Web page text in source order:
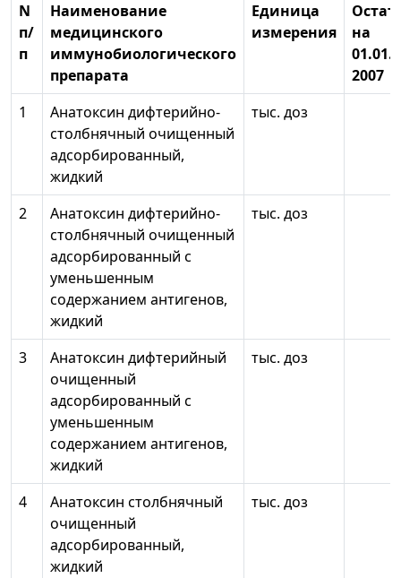
N
п/
п
Наименование
медицинского
иммунобиологического
препарата
Единица
измерения
на
01.01.
2007
1
Анатоксин дифтерийно-
столбнячный очищенный
адсорбированный,
жидкий
тыс. доз
2
Анатоксин дифтерийно-
столбнячный очищенный
адсорбированный с
уменьшенным
содержанием антигенов,
жидкий
тыс. доз
3
Анатоксин дифтерийный
очищенный
адсорбированный с
уменьшенным
содержанием антигенов,
жидкий
тыс. доз
4
Анатоксин столбнячный
очищенный
адсорбированный,
жидкий
тыс. доз